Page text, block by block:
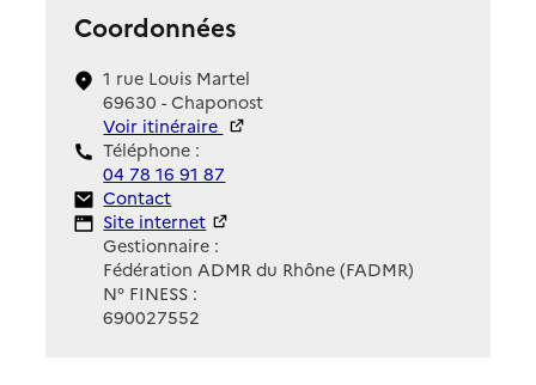
Coordonnées
1 rue Louis Martel
69630 - Chaponost
Voir itinéraire
Téléphone :
04 78 16 91 87
Contact
Contact
Site Internet
Site internet
Gestionnaire :
Fédération ADMR du Rhône (FADMR)
N° FINESS :
690027552